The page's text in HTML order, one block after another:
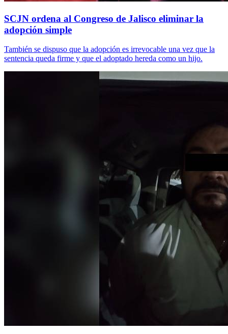
SCJN ordena al Congreso de Jalisco eliminar la
adopción simple
También se dispuso que la adopción es irrevocable una vez que la
sentencia queda firme y que el adoptado hereda como un hijo.